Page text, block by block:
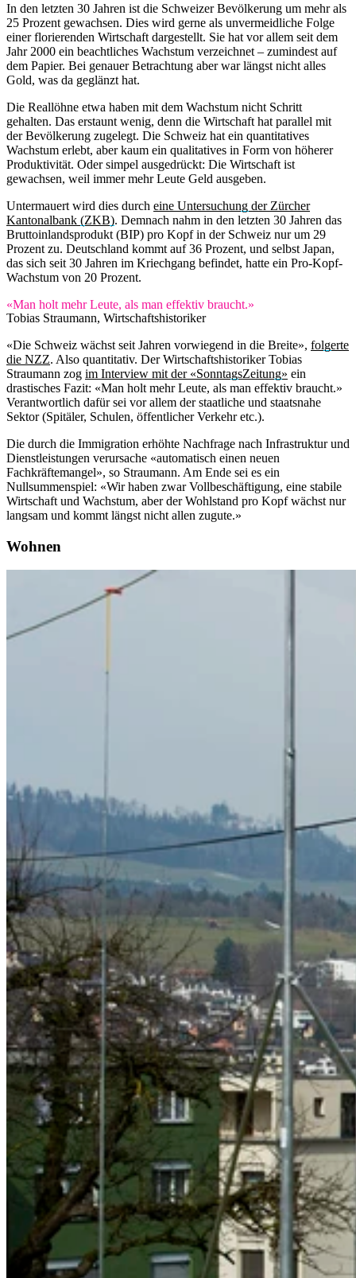
In den letzten 30 Jahren ist die Schweizer Bevölkerung um mehr als
25 Prozent gewachsen. Dies wird gerne als unvermeidliche Folge
einer florierenden Wirtschaft dargestellt. Sie hat vor allem seit dem
Jahr 2000 ein beachtliches Wachstum verzeichnet – zumindest auf
dem Papier. Bei genauer Betrachtung aber war längst nicht alles
Gold, was da geglänzt hat.
Die Reallöhne etwa haben mit dem Wachstum nicht Schritt
gehalten. Das erstaunt wenig, denn die Wirtschaft hat parallel mit
der Bevölkerung zugelegt. Die Schweiz hat ein quantitatives
Wachstum erlebt, aber kaum ein qualitatives in Form von höherer
Produktivität. Oder simpel ausgedrückt: Die Wirtschaft ist
gewachsen, weil immer mehr Leute Geld ausgeben.
Untermauert wird dies durch eine Untersuchung der Zürcher
Kantonalbank (ZKB). Demnach nahm in den letzten 30 Jahren das
Bruttoinlandsprodukt (BIP) pro Kopf in der Schweiz nur um 29
Prozent zu. Deutschland kommt auf 36 Prozent, und selbst Japan,
das sich seit 30 Jahren im Kriechgang befindet, hatte ein Pro-Kopf-
Wachstum von 20 Prozent.
«Man holt mehr Leute, als man effektiv braucht.»
Tobias Straumann, Wirtschaftshistoriker
«Die Schweiz wächst seit Jahren vorwiegend in die Breite», folgerte
die NZZ. Also quantitativ. Der Wirtschaftshistoriker Tobias
Straumann zog im Interview mit der «SonntagsZeitung» ein
drastisches Fazit: «Man holt mehr Leute, als man effektiv braucht.»
Verantwortlich dafür sei vor allem der staatliche und staatsnahe
Sektor (Spitäler, Schulen, öffentlicher Verkehr etc.).
Die durch die Immigration erhöhte Nachfrage nach Infrastruktur und
Dienstleistungen verursache «automatisch einen neuen
Fachkräftemangel», so Straumann. Am Ende sei es ein
Nullsummenspiel: «Wir haben zwar Vollbeschäftigung, eine stabile
Wirtschaft und Wachstum, aber der Wohlstand pro Kopf wächst nur
langsam und kommt längst nicht allen zugute.»
Wohnen